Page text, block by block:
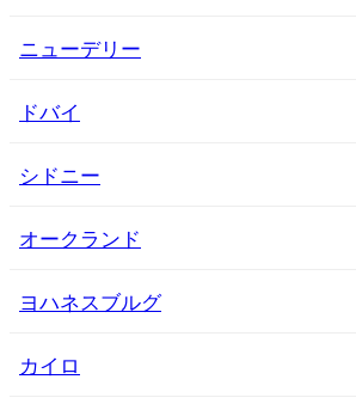
ニューデリー
ドバイ
シドニー
オークランド
ヨハネスブルグ
カイロ